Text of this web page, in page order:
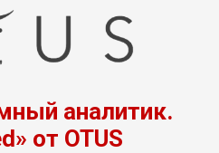
аналитик.
от OTUS